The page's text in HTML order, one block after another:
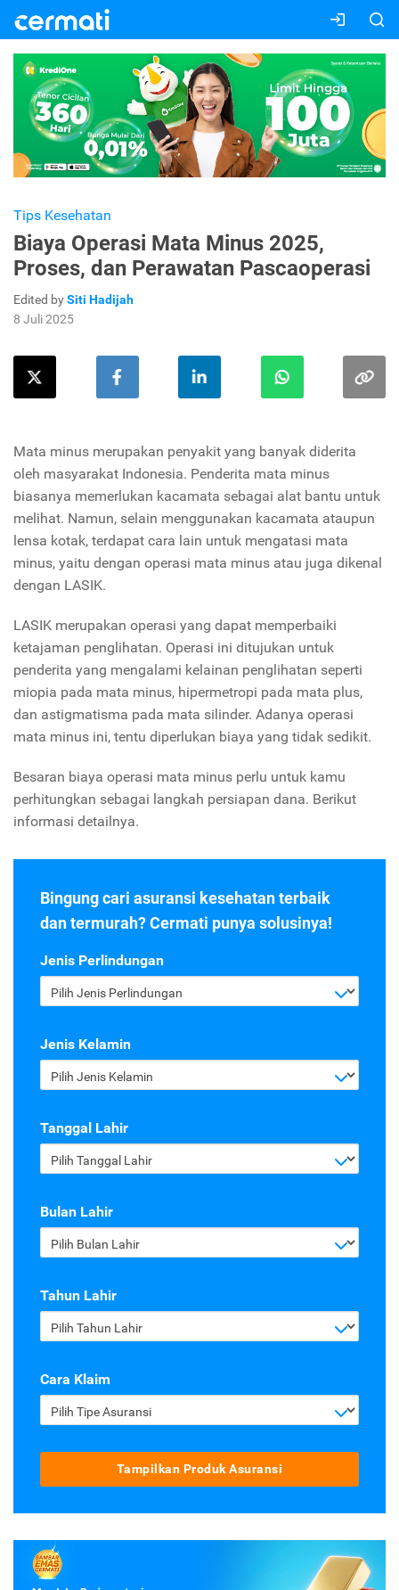
Tips Kesehatan
Biaya Operasi Mata Minus 2025,
Proses, dan Perawatan Pascaoperasi
Edited bySiti Hadijah
8 Juli 2025
Mata minus merupakan penyakit yang banyak diderita
oleh masyarakat Indonesia. Penderita mata minus
biasanya memerlukan kacamata sebagai alat bantu untuk
melihat. Namun, selain menggunakan kacamata ataupun
lensa kotak, terdapat cara lain untuk mengatasi mata
minus, yaitu dengan operasi mata minus atau juga dikenal
dengan LASIK.
LASIK merupakan operasi yang dapat memperbaiki
ketajaman penglihatan. Operasi ini ditujukan untuk
penderita yang mengalami kelainan penglihatan seperti
miopia pada mata minus, hipermetropi pada mata plus,
dan astigmatisma pada mata silinder. Adanya operasi
mata minus ini, tentu diperlukan biaya yang tidak sedikit.
Besaran biaya operasi mata minus perlu untuk kamu
perhitungkan sebagai langkah persiapan dana. Berikut
informasi detailnya.
Bingung cari asuransi kesehatan terbaik
dan termurah? Cermati punya solusinya!
Jenis Perlindungan
Pilih Jenis Perlindungan
Jenis Kelamin
Pilih Jenis Kelamin
Tanggal Lahir
Pilih Tanggal Lahir
Bulan Lahir
Pilih Bulan Lahir
Tahun Lahir
Pilih Tahun Lahir
Cara Klaim
Pilih Tipe Asuransi
Tampilkan Produk Asuransi